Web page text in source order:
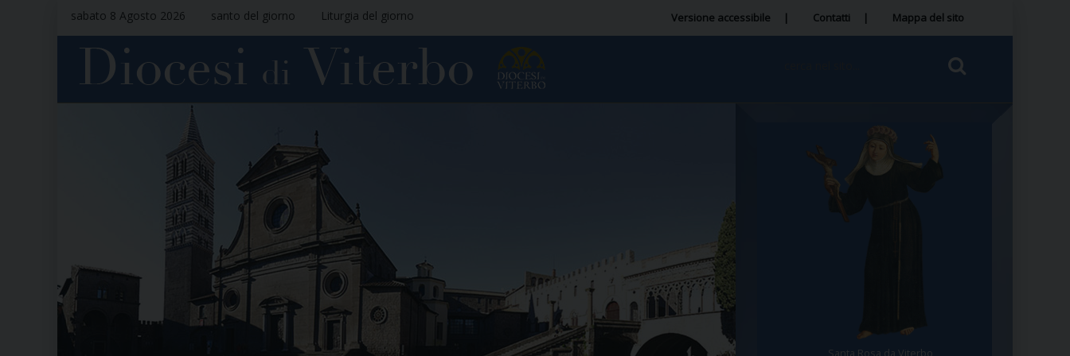
sabato 8 Agosto 2026 santo del giorno Liturgia del giorno Versione accessibile Contatti Mappa del sito
Santa Rosa da Viterbo